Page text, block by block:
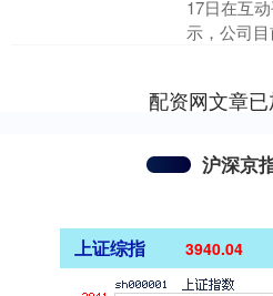
17日在互
示，公司
配资网文章
沪深京
上证综指 3940.04